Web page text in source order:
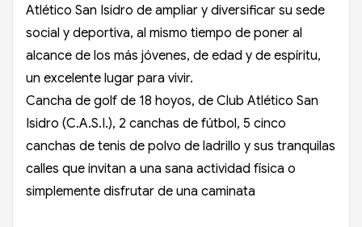
Atlético San Isidro de ampliar y diversificar su sede
social y deportiva, al mismo tiempo de poner al
alcance de los más jóvenes, de edad y de espíritu,
un excelente lugar para vivir.
Cancha de golf de 18 hoyos, de Club Atlético San
Isidro (C.A.S.I.), 2 canchas de fútbol, 5 cinco
canchas de tenis de polvo de ladrillo y sus tranquilas
calles que invitan a una sana actividad física o
simplemente disfrutar de una caminata